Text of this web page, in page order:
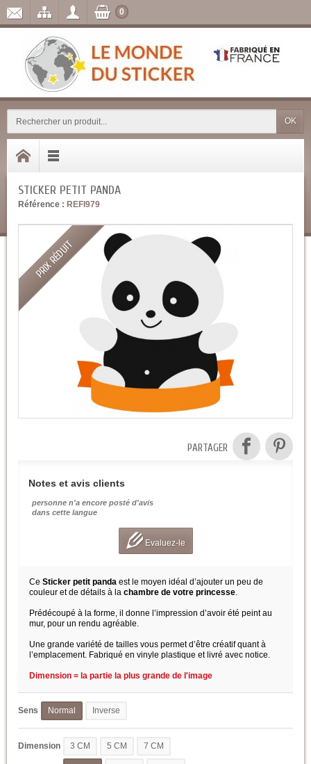
OK
0
STICKER PETIT PANDA
Référence : REFI979
PRIX RÉDUIT
PARTAGER
Notes et avis clients
personne n'a encore posté d'avis
dans cette langue
Evaluez-le
Ce Sticker petit panda est le moyen idéal d’ajouter un peu de
couleur et de détails à la chambre de votre princesse.
Prédécoupé à la forme, il donne l’impression d’avoir été peint au
mur, pour un rendu agréable.
Une grande variété de tailles vous permet d’être créatif quant à
l’emplacement. Fabriqué en vinyle plastique et livré avec notice.
Dimension = la partie la plus grande de l'image
Sens Normal Inverse
Dimension 3 CM 5 CM 7 CM